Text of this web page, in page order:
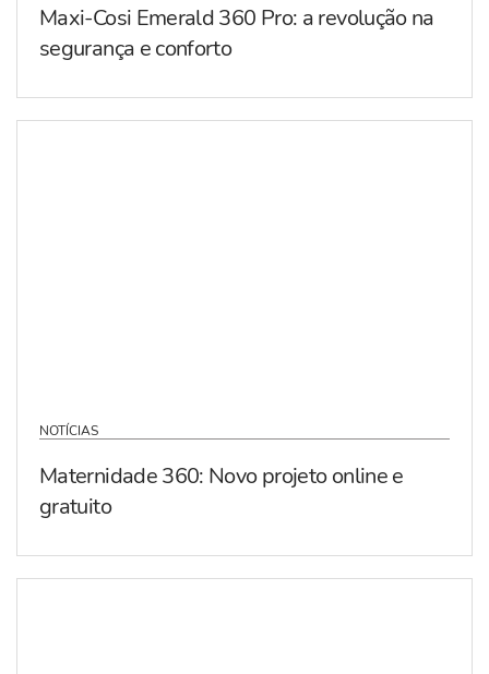
Maxi-Cosi Emerald 360 Pro: a revolução na
segurança e conforto
NOTÍCIAS
Maternidade 360: Novo projeto online e
gratuito